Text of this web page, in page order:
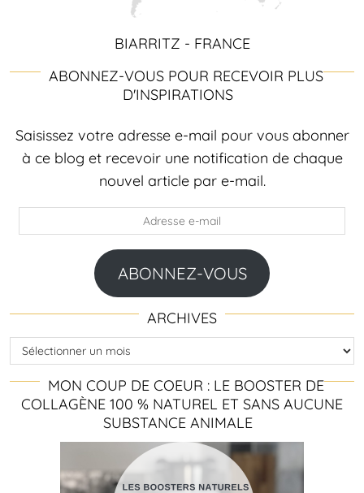
BIARRITZ - FRANCE
ABONNEZ-VOUS POUR RECEVOIR PLUS
D'INSPIRATIONS
Saisissez votre adresse e-mail pour vous abonner
à ce blog et recevoir une notification de chaque
nouvel article par e-mail.
e-
ABONNEZ-VOUS
ARCHIVES
Archives
MON COUP DE COEUR : LE BOOSTER DE
COLLAGÈNE 100 % NATUREL ET SANS AUCUNE
SUBSTANCE ANIMALE